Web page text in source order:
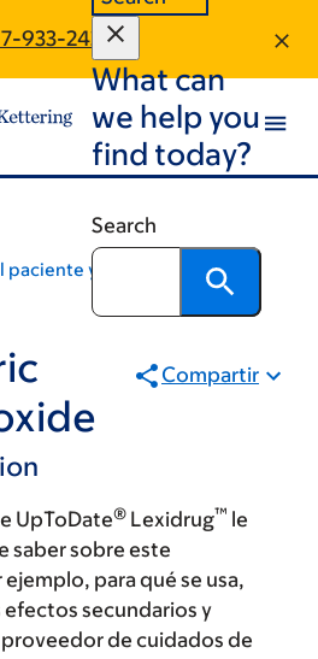
933-2423
What can
we help you
find today?
Search
paciente y la comunidad
Compartir
UpToDate® Lexidrug™ le
saber sobre este
para qué se usa,
secundarios y
proveedor de cuidados de